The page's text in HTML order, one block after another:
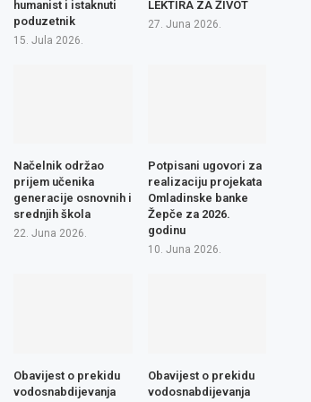
humanist i istaknuti
poduzetnik
15. Jula 2026.
LEKTIRA ZA ŽIVOT
27. Juna 2026.
Načelnik održao
prijem učenika
generacije osnovnih i
srednjih škola
22. Juna 2026.
Potpisani ugovori za
realizaciju projekata
Omladinske banke
Žepče za 2026.
godinu
10. Juna 2026.
Obavijest o prekidu
vodosnabdijevanja
Obavijest o prekidu
vodosnabdijevanja